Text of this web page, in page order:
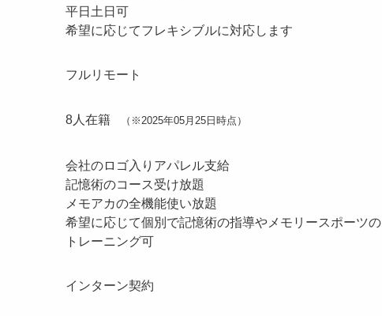
平日土日可
希望に応じてフレキシブルに対応します
フルリモート
8人在籍 （※2025年05月25日時点）
会社のロゴ入りアパレル支給
記憶術のコース受け放題
メモアカの全機能使い放題
希望に応じて個別で記憶術の指導やメモリースポーツの
トレーニング可
インターン契約